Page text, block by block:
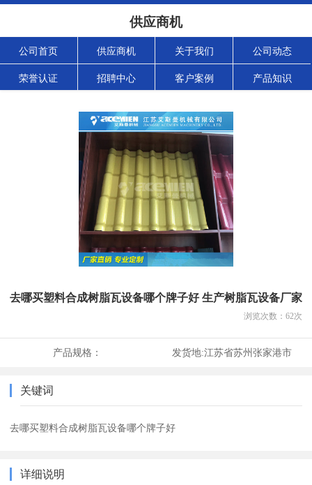
供应商机
公司首页 供应商机 关于我们 公司动态
荣誉认证 招聘中心 客户案例 产品知识
去哪买塑料合成树脂瓦设备哪个牌子好 生产树脂瓦设备厂家
浏览次数： 62次
产品规格： 发货地:江苏省苏州张家港市
关键词
去哪买塑料合成树脂瓦设备哪个牌子好
详细说明